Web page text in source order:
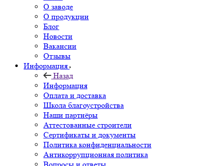
О заводе
О продукции
Блог
Новости
Вакансии
Отзывы
Информация
Назад
Информация
Оплата и доставка
Школа благоустройства
Наши партнёры
Аттестованные строители
Сертификаты и документы
Политика конфиденциальности
Антикоррупционная политика